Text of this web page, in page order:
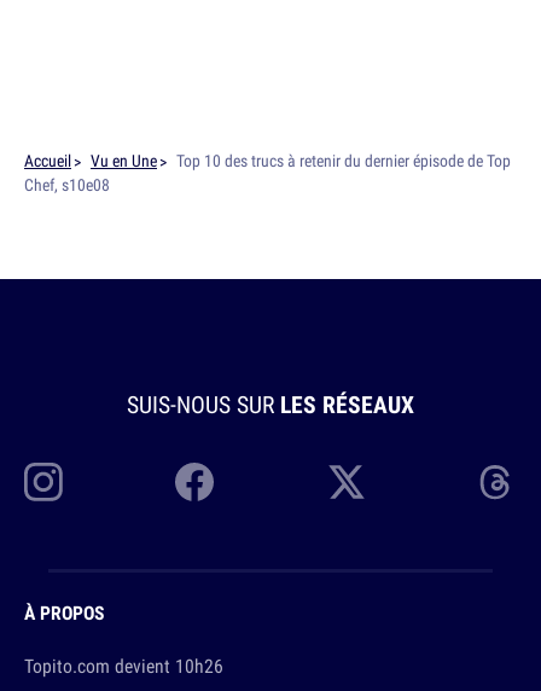
Accueil Vu en Une
Top 10 des trucs à retenir du dernier épisode de Top
Chef, s10e08
SUIS-NOUS SUR LES RÉSEAUX
À PROPOS
Topito.com devient 10h26